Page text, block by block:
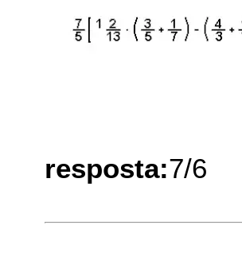
resposta:7/6